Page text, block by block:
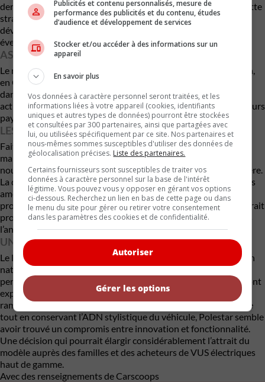
demeurer très proche des 4,84 mètres du Polestar 4 coupé. Cette
stratégie permet au constructeur de limiter les coûts de
développement tout en proposant un véhicule qui répond à un
éventail plus large de besoins.
ASSEMBLÉ EN CORÉE DU SUD
Le nouveau Polestar 4 SUV sera fabriqué dans l’usine de Busan,
en Corée du Sud. Le constructeur prévoit sa commercialisation
dans la majorité des marchés où la marque est présente
actuellement, notamment en Europe, au Canada et dans plusieurs
pays d’Asie-Pacifique.
LES ÉTATS-UNIS EXCLUS DU PROGRAMME
Fait notable, les États-Unis ne figurent pas sur la liste des
marchés visés, mais le Canada oui. Polestar a confirmé que ce
nouveau modèle ne sera pas commercialisé au sud de la frontière.
La décision découle directement des nouvelles réglementations
américaines liées aux véhicules connectés et aux technologies
provenant de Chine. Le constructeur a déjà annoncé qu’il mettrait
progressivement fin à ses ventes sur le marché américain après
l’année-modèle 2027.
UN CHOIX LOGIQUE POUR POLESTAR
Le lancement du Polestar 4 SUV apparaît comme une évolution
naturelle du modèle original. Si l’absence de lunette arrière a
permis au constructeur de se démarquer, plusieurs acheteurs ont
exprimé des réserves quant à la praticité de cette solution. En
ramenant un élément aussi fondamental qu’une fenêtre arrière
tout en conservant l’ADN stylistique du véhicule, Polestar semble
avoir trouvé un compromis entre innovation et fonctionnalité.
Une décision qui pourrait élargir considérablement l’attrait du
modèle auprès des familles et des acheteurs de VUS électriques
haut de gamme.
Avec des renseignements de Carscoops
Publicités et contenu personnalisés, mesure de
performance des publicités et du contenu, études
d’audience et développement de services
Stocker et/ou accéder à des informations sur un
appareil
En savoir plus
Vos données à caractère personnel seront traitées, et les
informations liées à votre appareil (cookies, identifiants
uniques et autres types de données) pourront être stockées
et consultées par 300 partenaires, ainsi que partagées avec
lui, ou utilisées spécifiquement par ce site. Nos partenaires et
nous-mêmes sommes susceptibles d'utiliser des données de
géolocalisation précises. Liste des partenaires.
Certains fournisseurs sont susceptibles de traiter vos
données à caractère personnel sur la base de l'intérêt
légitime. Vous pouvez vous y opposer en gérant vos options
ci-dessous. Recherchez un lien en bas de cette page ou dans
le menu du site pour gérer ou retirer votre consentement
dans les paramètres des cookies et de confidentialité.
Autoriser
Gérer les options